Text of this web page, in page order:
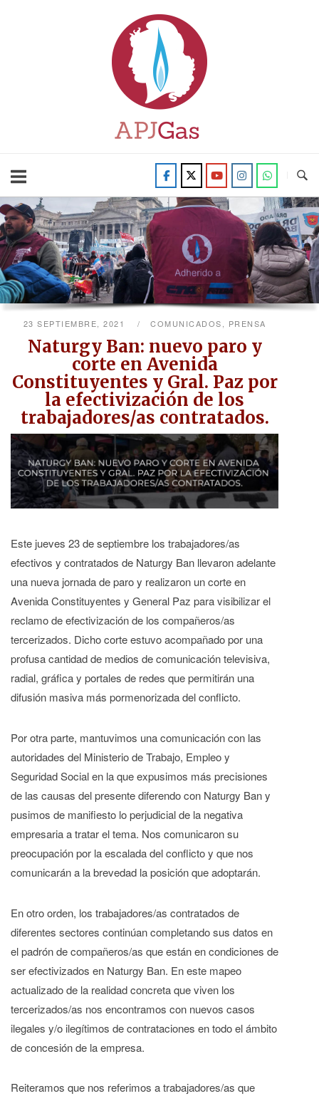
23 SEPTIEMBRE, 2021 COMUNICADOS, PRENSA
Naturgy Ban: nuevo paro y
corte en Avenida
Constituyentes y Gral. Paz por
la efectivización de los
trabajadores/as contratados.
Este jueves 23 de septiembre los trabajadores/as
efectivos y contratados de Naturgy Ban llevaron adelante
una nueva jornada de paro y realizaron un corte en
Avenida Constituyentes y General Paz para visibilizar el
reclamo de efectivización de los compañeros/as
tercerizados. Dicho corte estuvo acompañado por una
profusa cantidad de medios de comunicación televisiva,
radial, gráfica y portales de redes que permitirán una
difusión masiva más pormenorizada del conflicto.
Por otra parte, mantuvimos una comunicación con las
autoridades del Ministerio de Trabajo, Empleo y
Seguridad Social en la que expusimos más precisiones
de las causas del presente diferendo con Naturgy Ban y
pusimos de manifiesto lo perjudicial de la negativa
empresaria a tratar el tema. Nos comunicaron su
preocupación por la escalada del conflicto y que nos
comunicarán a la brevedad la posición que adoptarán.
En otro orden, los trabajadores/as contratados de
diferentes sectores continúan completando sus datos en
el padrón de compañeros/as que están en condiciones de
ser efectivizados en Naturgy Ban. En este mapeo
actualizado de la realidad concreta que viven los
tercerizados/as nos encontramos con nuevos casos
ilegales y/o ilegítimos de contrataciones en todo el ámbito
de concesión de la empresa.
Reiteramos que nos referimos a trabajadores/as que